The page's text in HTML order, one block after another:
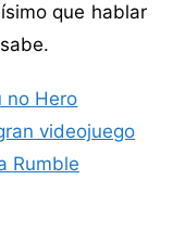
que hablar
no Hero
videojuego
Rumble